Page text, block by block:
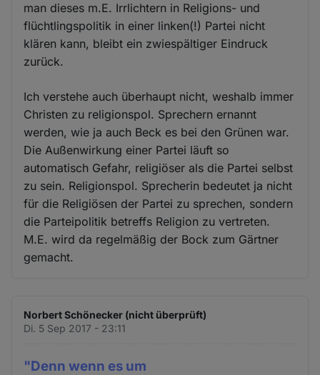
man dieses m.E. Irrlichtern in Religions- und
flüchtlingspolitik in einer linken(!) Partei nicht
klären kann, bleibt ein zwiespältiger Eindruck
zurück.
Ich verstehe auch überhaupt nicht, weshalb immer
Christen zu religionspol. Sprechern ernannt
werden, wie ja auch Beck es bei den Grünen war.
Die Außenwirkung einer Partei läuft so
automatisch Gefahr, religiöser als die Partei selbst
zu sein. Religionspol. Sprecherin bedeutet ja nicht
für die Religiösen der Partei zu sprechen, sondern
die Parteipolitik betreffs Religion zu vertreten.
M.E. wird da regelmäßig der Bock zum Gärtner
gemacht.
Norbert Schönecker (nicht überprüft)
Di. 5 Sep 2017 - 23:11
"Denn wenn es um